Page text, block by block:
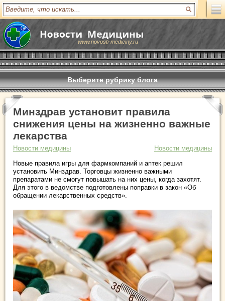
www.novosti-mediciny.ru
Выберите рубрику блога
Минздрав установит правила
снижения цены на жизненно важные
лекарства
Новости медицины
Новости медицины
Новые правила игры для фармкомпаний и аптек решил
установить Минздрав. Торговцы жизненно важными
препаратами не смогут повышать на них цены, когда захотят.
Для этого в ведомстве подготовлены поправки в закон «Об
обращении лекарственных средств».